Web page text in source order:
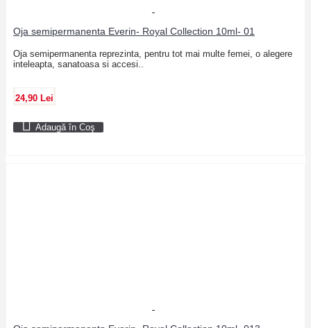
Oja semipermanenta Everin- Royal Collection 10ml- 01
Oja semipermanenta reprezinta, pentru tot mai multe femei, o alegere
inteleapta, sanatoasa si accesi..
24,90 Lei
Adaugă în Coş